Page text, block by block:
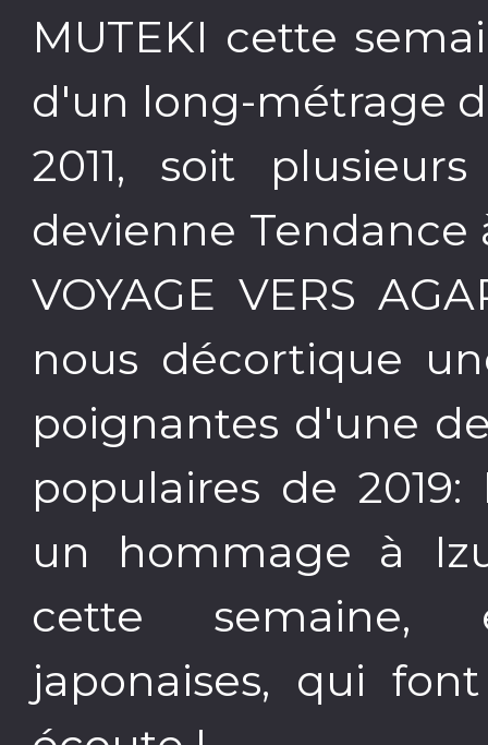
MUTEKI cette
d'un long-métrage
2011, soit
devienne Tendance
VOYAGE VERS
nous décortique
poignantes d'une
populaires de 2019:
un hommage à
cette semaine,
japonaises, qui